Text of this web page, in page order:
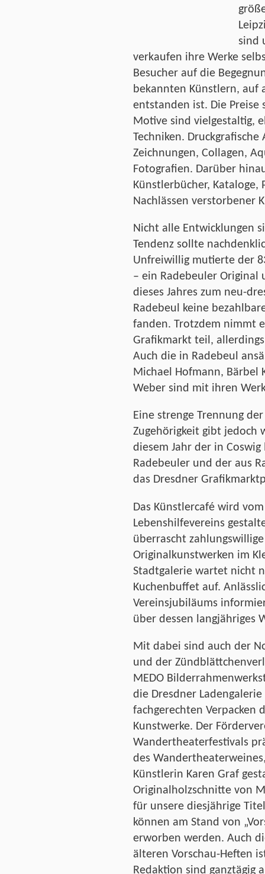
sind
verkaufen ihre Werke
Besucher auf die
bekannten Künstlern, auf
entstanden ist. Die Preise
Motive sind vielgestaltig,
Techniken.
Zeichnungen, Collagen,
Fotografien. Darüber
Künstlerbücher,
Nachlässen verstorbener
Nicht alle Entwicklungen
Tendenz sollte
Unfreiwillig mutierte der
– ein Radebeuler Original
dieses Jahres zum neu-
Radebeul keine
fanden. Trotzdem nimmt
Grafikmarkt teil, allerdings
Auch die in Radebeul
Michael Hofmann, Bärbel
Weber sind mit ihren
Eine strenge Trennung
Zugehörigkeit gibt jedoch
diesem Jahr der in
Radebeuler und der aus
das Dresdner
Das Künstlercafé wird
Lebenshilfevereins
überrascht
Originalkunstwerken im
Stadtgalerie wartet nicht
Kuchenbuffet auf.
Vereinsjubiläums
über dessen langjähriges
Mit dabei sind auch der
und der
MEDO
die Dresdner
fachgerechten Verpacken
Kunstwerke. Der
Wandertheaterfestivals
des
Künstlerin Karen Graf
Originalholzschnitte von
für unsere diesjährige
können am Stand von
erworben werden. Auch
älteren Vorschau-Heften
Redaktion sind ganztägig